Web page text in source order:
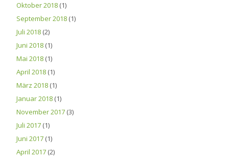
Oktober 2018 (1)
September 2018 (1)
Juli 2018 (2)
Juni 2018 (1)
Mai 2018 (1)
April 2018 (1)
März 2018 (1)
Januar 2018 (1)
November 2017 (3)
Juli 2017 (1)
Juni 2017 (1)
April 2017 (2)